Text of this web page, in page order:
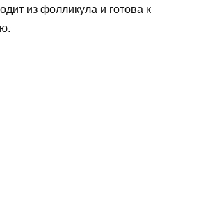
из фолликула и готова к